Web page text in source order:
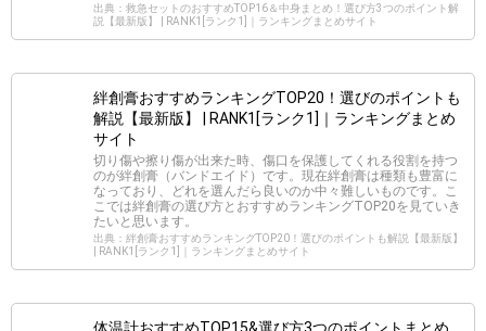
出典：救急セットのおすすめTOP16＆中身まとめ！選び方3つのポイント解
説【最新版】 | RANK1[ランク1]｜ランキングまとめサイト
絆創膏おすすめランキングTOP20！選びのポイントも
解説【最新版】 | RANK1[ランク1]｜ランキングまとめ
サイト
切り傷や擦り傷が出来た時、傷口を保護してくれる役割を持つ
のが絆創膏（バンドエイド）です。現在絆創膏は種類も豊富に
なっており、どれを選んだら良いのか中々難しいものです。こ
こでは絆創膏の選び方とおすすめランキングTOP20を見ていき
たいと思います。
出典：絆創膏おすすめランキングTOP20！選びのポイントも解説【最新版】
| RANK1[ランク1]｜ランキングまとめサイト